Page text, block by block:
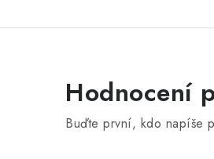
Hodnocení
Buďte první, kdo napíše